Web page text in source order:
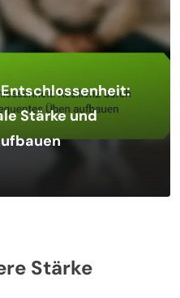
Stärke und
Stärke